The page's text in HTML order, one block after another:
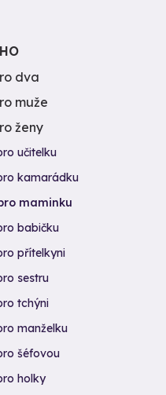
dva
muže
ženy
učitelku
kamarádku
maminku
babičku
přítelkyni
sestru
tchýni
manželku
šéfovou
holky